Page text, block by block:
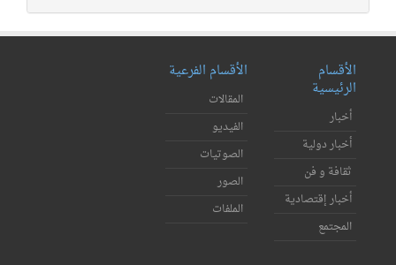
الأقسام
الرئيسية
أخبار
أخبار دولية
ثقافة و فن
أخبار إقتصادية
المجتمع
الأقسام الفرعية
المقالات
الفيديو
الصوتيات
الصور
الملفات